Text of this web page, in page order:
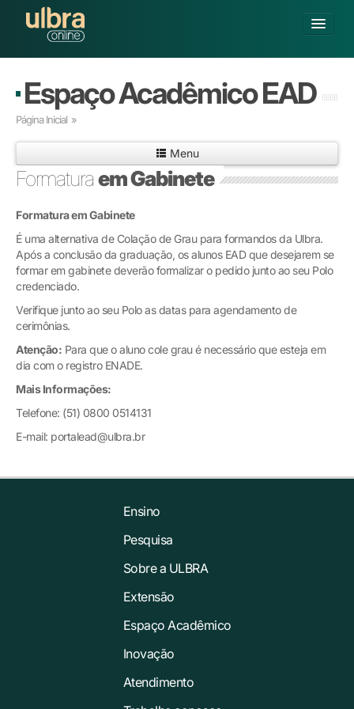
Buscar
Matricule-se
PÓS-GRADUAÇÃO
PESQUISA
EXTENSÃO
POLOS CREDENCIADOS
SOBRE A ULBRA
Espaço Acadêmico EAD
Página Inicial »
Menu
Formaturaem Gabinete
Formatura em Gabinete
É uma alternativa de Colação de Grau para formandos da Ulbra.
Após a conclusão da graduação, os alunos EAD que desejarem se
formar em gabinete deverão formalizar o pedido junto ao seu Polo
credenciado.
Verifique junto ao seu Polo as datas para agendamento de
cerimônias.
Atenção: Para que o aluno cole grau é necessário que esteja em
dia com o registro ENADE.
Mais Informações:
Telefone: (51) 0800 0514131
E-mail: portalead@ulbra.br
Ensino
Pesquisa
Sobre a ULBRA
Extensão
Espaço Acadêmico
Inovação
Atendimento